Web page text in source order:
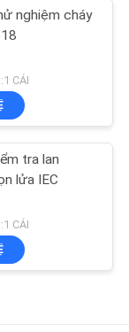
nghiệm cháy
CÁI
tra lan
lửa IEC
CÁI